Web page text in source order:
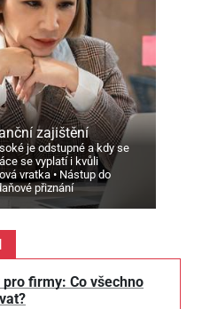
zajištění
je odstupné a kdy se
se vyplatí i kvůli
vratka
Nástup do
přiznání
firmy: Co všechno